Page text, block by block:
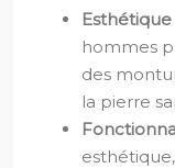
hommes
des
la pierre